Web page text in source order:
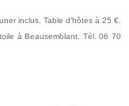
inclus. Table d’hôtes à 25 €.
à Beausemblant. Tél. 06 70